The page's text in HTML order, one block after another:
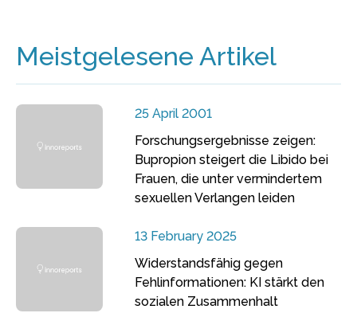
Meistgelesene Artikel
25 April 2001
Forschungsergebnisse zeigen:
Bupropion steigert die Libido bei
Frauen, die unter vermindertem
sexuellen Verlangen leiden
13 February 2025
Widerstandsfähig gegen
Fehlinformationen: KI stärkt den
sozialen Zusammenhalt